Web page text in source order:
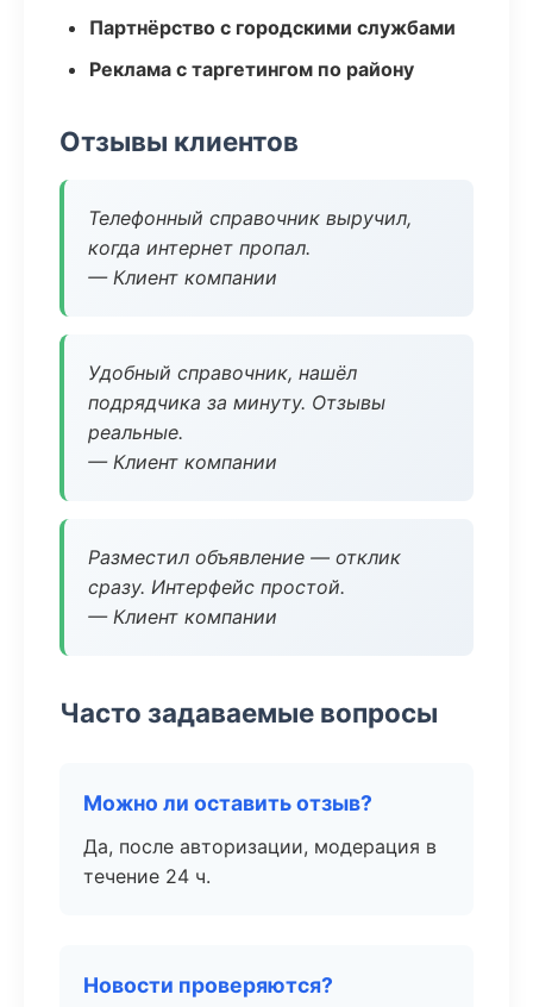
Партнёрство с городскими службами
Реклама с таргетингом по району
Отзывы клиентов
Телефонный справочник выручил,
когда интернет пропал.
— Клиент компании
Удобный справочник, нашёл
подрядчика за минуту. Отзывы
реальные.
— Клиент компании
Разместил объявление — отклик
сразу. Интерфейс простой.
— Клиент компании
Часто задаваемые вопросы
Можно ли оставить отзыв?
Да, после авторизации, модерация в
течение 24 ч.
Новости проверяются?